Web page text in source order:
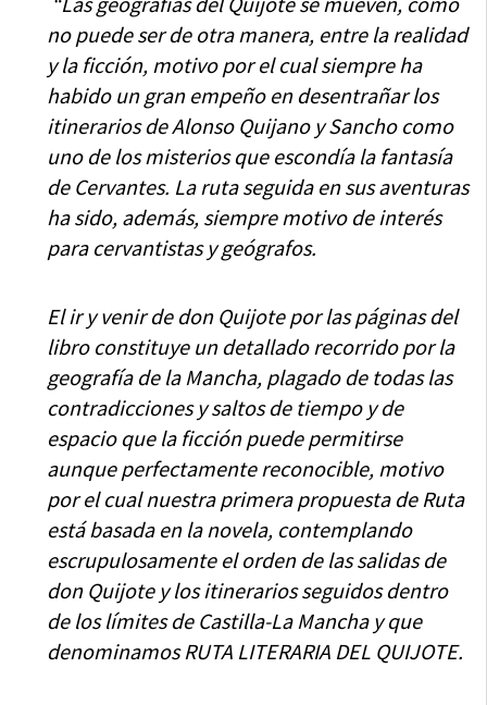
no puede ser de otra manera, entre la realidad
y la ficción, motivo por el cual siempre ha
habido un gran empeño en desentrañar los
itinerarios de Alonso Quijano y Sancho como
uno de los misterios que escondía la fantasía
de Cervantes. La ruta seguida en sus aventuras
ha sido, además, siempre motivo de interés
para cervantistas y geógrafos.
El ir y venir de don Quijote por las páginas del
libro constituye un detallado recorrido por la
geografía de la Mancha, plagado de todas las
contradicciones y saltos de tiempo y de
espacio que la ficción puede permitirse
aunque perfectamente reconocible, motivo
por el cual nuestra primera propuesta de Ruta
está basada en la novela, contemplando
escrupulosamente el orden de las salidas de
don Quijote y los itinerarios seguidos dentro
de los límites de Castilla-La Mancha y que
denominamos RUTA LITERARIA DEL QUIJOTE.